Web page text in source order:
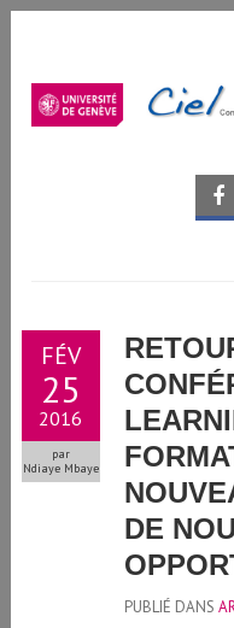
FÉV
25
2016
par
Ndiaye Mbaye
DE
PUBLIÉ DANS